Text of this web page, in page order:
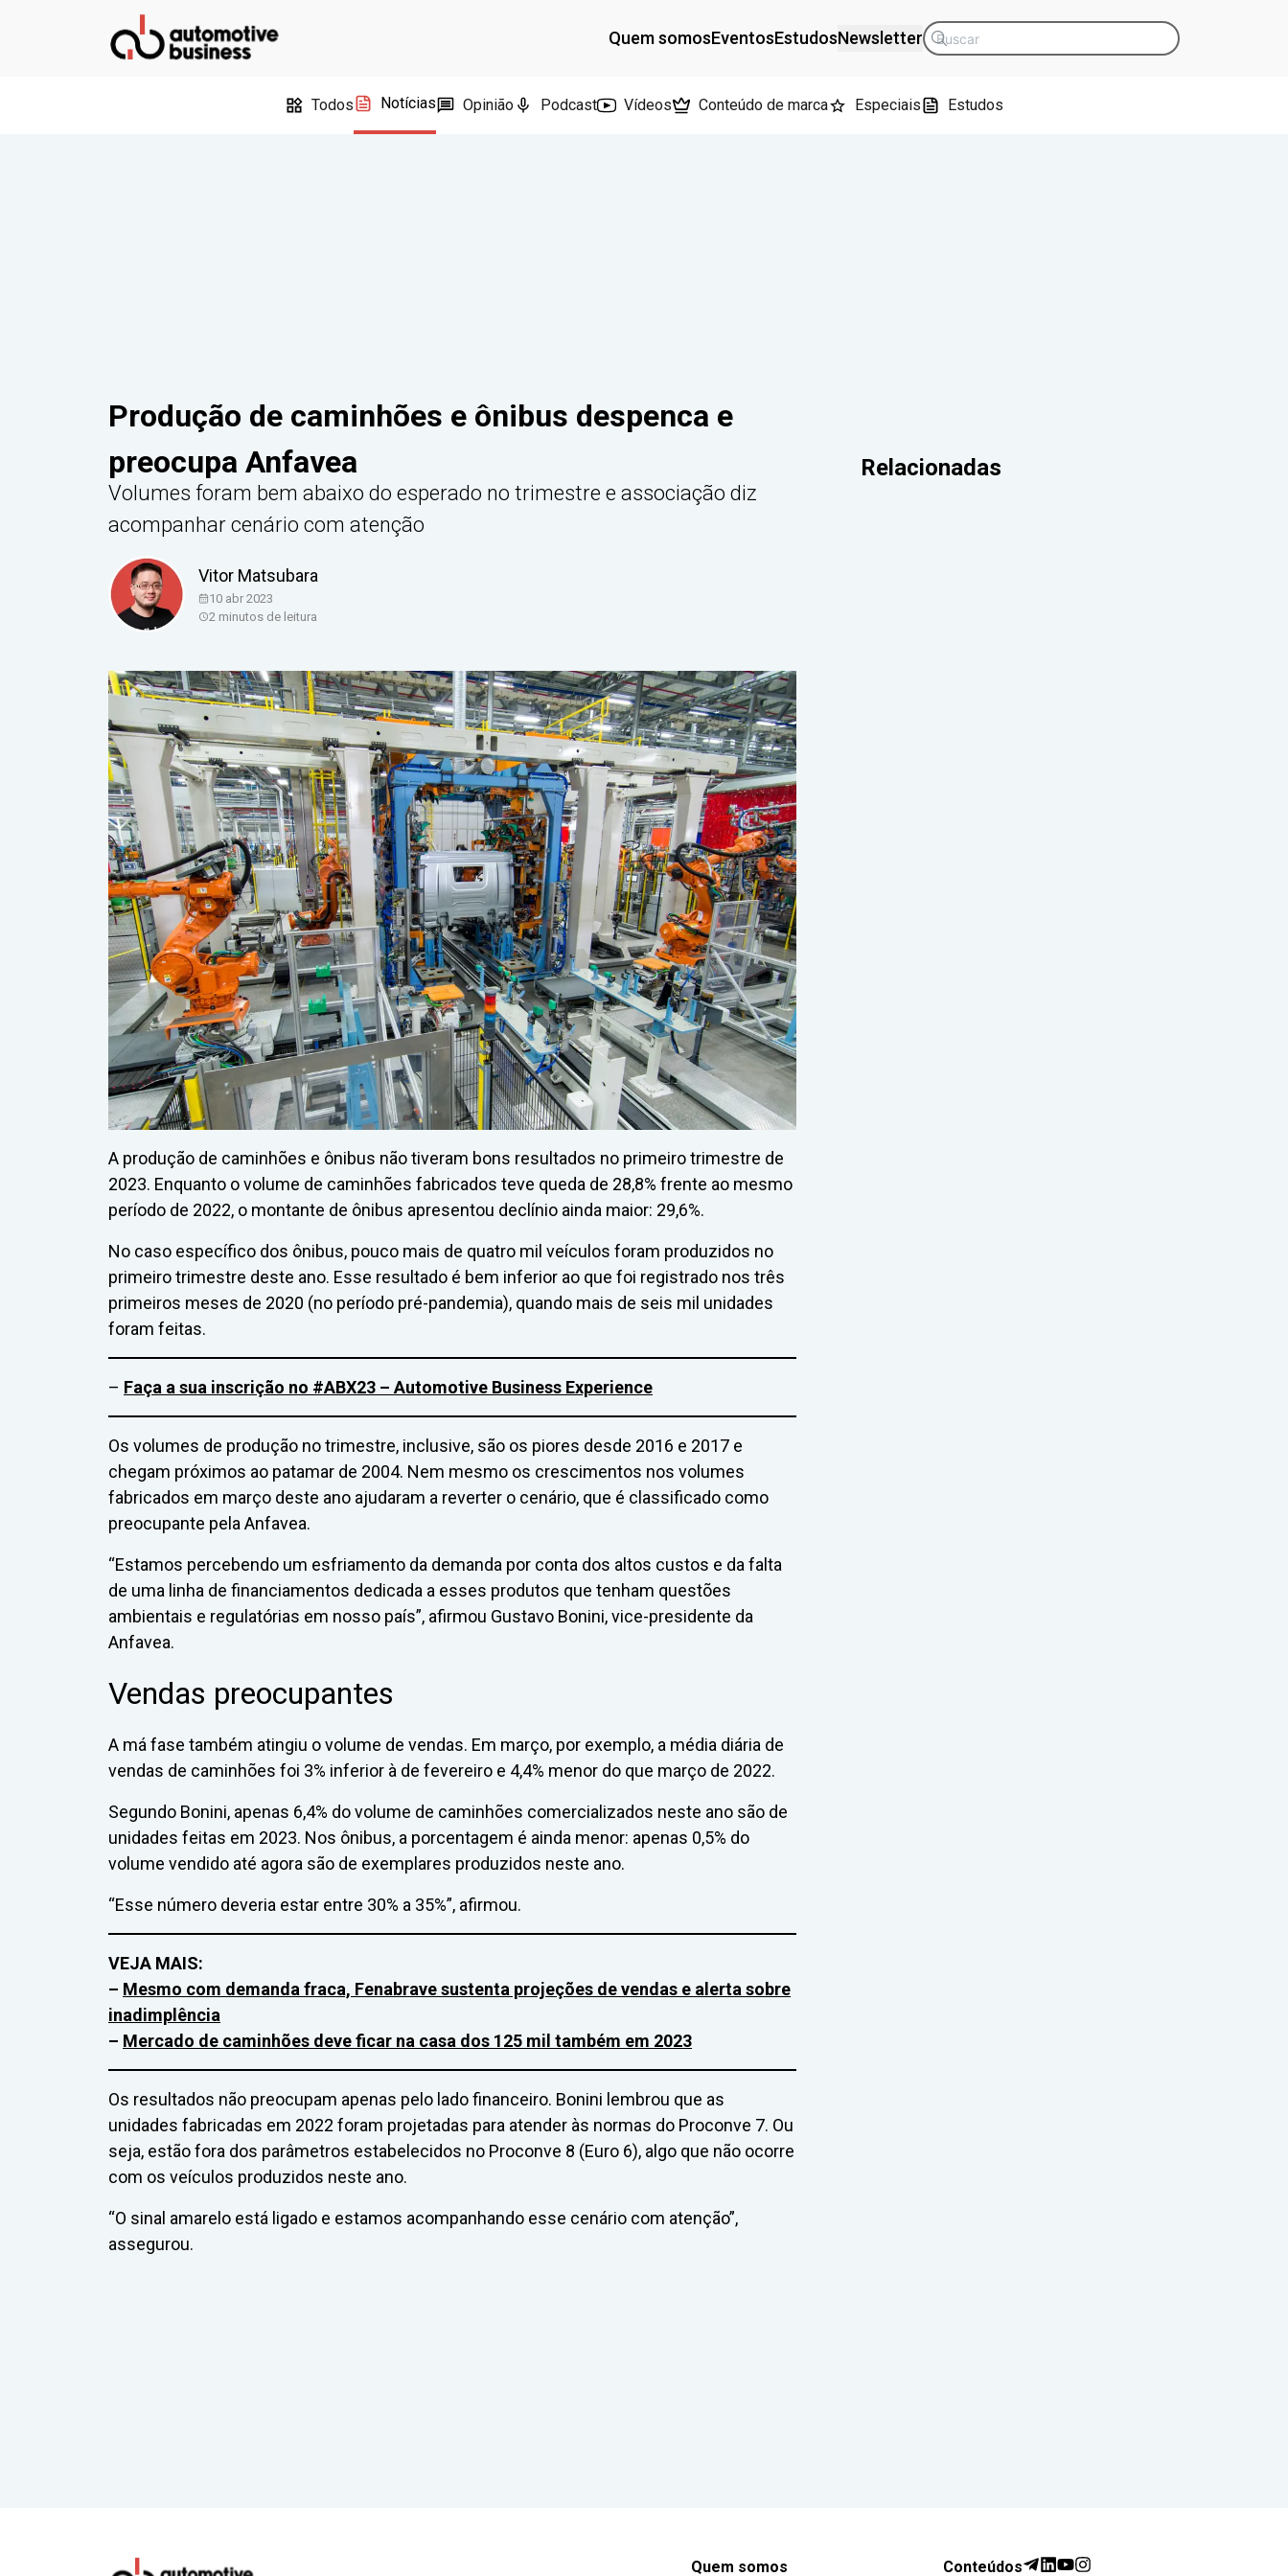
Quem somosEventosEstudosNewsletter
Todos Notícias Opinião Podcast Vídeos Conteúdo de marca Especiais Estudos
Produção de caminhões e ônibus despenca e
preocupa Anfavea
Volumes foram bem abaixo do esperado no trimestre e associação diz
acompanhar cenário com atenção
Vitor Matsubara
10 abr 2023
2 minutos de leitura
A produção de caminhões e ônibus não tiveram bons resultados no primeiro trimestre de
2023. Enquanto o volume de caminhões fabricados teve queda de 28,8% frente ao mesmo
período de 2022, o montante de ônibus apresentou declínio ainda maior: 29,6%.
No caso específico dos ônibus, pouco mais de quatro mil veículos foram produzidos no
primeiro trimestre deste ano. Esse resultado é bem inferior ao que foi registrado nos três
primeiros meses de 2020 (no período pré-pandemia), quando mais de seis mil unidades
foram feitas.
– Faça a sua inscrição no #ABX23 – Automotive Business Experience
Os volumes de produção no trimestre, inclusive, são os piores desde 2016 e 2017 e
chegam próximos ao patamar de 2004. Nem mesmo os crescimentos nos volumes
fabricados em março deste ano ajudaram a reverter o cenário, que é classificado como
preocupante pela Anfavea.
“Estamos percebendo um esfriamento da demanda por conta dos altos custos e da falta
de uma linha de financiamentos dedicada a esses produtos que tenham questões
ambientais e regulatórias em nosso país”, afirmou Gustavo Bonini, vice-presidente da
Anfavea.
Vendas preocupantes
A má fase também atingiu o volume de vendas. Em março, por exemplo, a média diária de
vendas de caminhões foi 3% inferior à de fevereiro e 4,4% menor do que março de 2022.
Segundo Bonini, apenas 6,4% do volume de caminhões comercializados neste ano são de
unidades feitas em 2023. Nos ônibus, a porcentagem é ainda menor: apenas 0,5% do
volume vendido até agora são de exemplares produzidos neste ano.
“Esse número deveria estar entre 30% a 35%”, afirmou.
VEJA MAIS:
– Mesmo com demanda fraca, Fenabrave sustenta projeções de vendas e alerta sobre
inadimplência
– Mercado de caminhões deve ficar na casa dos 125 mil também em 2023
Os resultados não preocupam apenas pelo lado financeiro. Bonini lembrou que as
unidades fabricadas em 2022 foram projetadas para atender às normas do Proconve 7. Ou
seja, estão fora dos parâmetros estabelecidos no Proconve 8 (Euro 6), algo que não ocorre
com os veículos produzidos neste ano.
“O sinal amarelo está ligado e estamos acompanhando esse cenário com atenção”,
assegurou.
Relacionadas
Quem somos Conteúdos